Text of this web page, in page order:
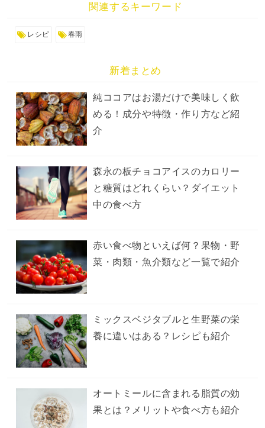
関連するキーワード
レシピ 春雨
新着まとめ
純ココアはお湯だけで美味しく飲
める！成分や特徴・作り方など紹
介
森永の板チョコアイスのカロリー
と糖質はどれくらい？ダイエット
中の食べ方
赤い食べ物といえば何？果物・野
菜・肉類・魚介類など一覧で紹介
ミックスベジタブルと生野菜の栄
養に違いはある？レシピも紹介
オートミールに含まれる脂質の効
果とは？メリットや食べ方も紹介